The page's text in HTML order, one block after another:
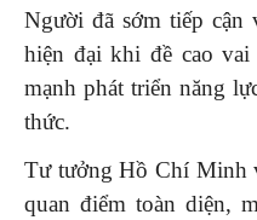
Người đã sớm tiếp cận
hiện đại khi đề cao
mạnh phát triển năng
thức.
Tư tưởng Hồ Chí Minh
quan điểm toàn diện,